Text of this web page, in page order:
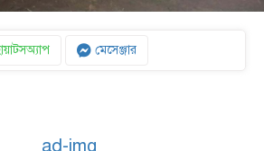
মেসেঞ্জার